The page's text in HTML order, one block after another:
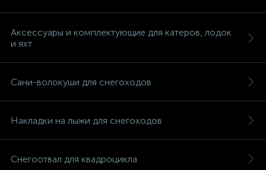
Аксессуары и комплектующие для катеров, лодок
и яхт
Сани-волокуши для снегоходов
Накладки на лыжи для снегоходов
Снегоотвал для квадроцикла